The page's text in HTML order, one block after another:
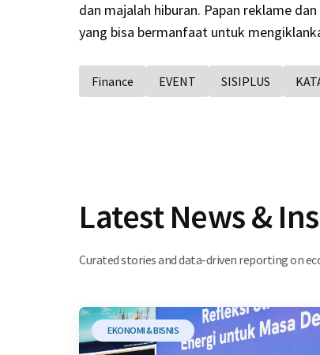
dan majalah hiburan. Papan reklame
yang bisa bermanfaat untuk
Finance EVENT SISIPLUS
Latest News &
Curated stories and data-driven reporting on
EKONOMI & BISNIS